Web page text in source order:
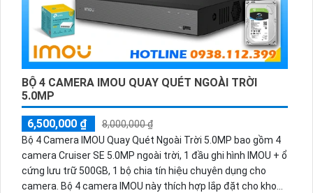
BỘ 4 CAMERA IMOU QUAY QUÉT NGOÀI TRỜI
5.0MP
6,500,000 ₫
8,000,000 ₫
Bộ 4 Camera IMOU Quay Quét Ngoài Trời 5.0MP bao gồm 4
camera Cruiser SE 5.0MP ngoài trời, 1 đầu ghi hình IMOU + ổ
cứng lưu trữ 500GB, 1 bộ chia tín hiệu chuyên dụng cho
camera. Bộ 4 camera IMOU này thích hợp lắp đặt cho kho